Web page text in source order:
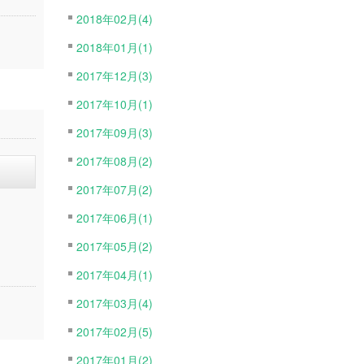
2018年02月(4)
2018年01月(1)
2017年12月(3)
2017年10月(1)
2017年09月(3)
2017年08月(2)
2017年07月(2)
2017年06月(1)
2017年05月(2)
2017年04月(1)
2017年03月(4)
2017年02月(5)
2017年01月(2)